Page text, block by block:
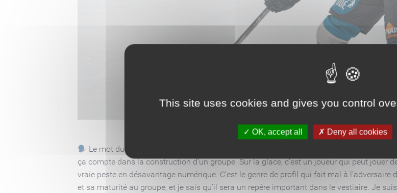
Le mot du coach
Je suis vraiment content de retrouver Julien. On
ça compte dans la construction d’un groupe. Sur la glace, c’est un joueur qui peut jouer
vraie peste en désavantage numérique. C’est le genre de profil qui fait mal à
et sa maturité au groupe, et je sais qu’il sera un repère important dans le vestiaire. Je
This site uses cookies and gives you control
OK, accept all Deny all cookies